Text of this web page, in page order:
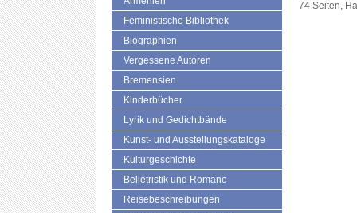
Feministische Bibliothek
Biographien
Vergessene Autoren
Bremensien
Kinderbücher
Lyrik und Gedichtbände
Kunst- und Ausstellungskataloge
Kulturgeschichte
Belletristik und Romane
Reisebeschreibungen
74 Seiten,